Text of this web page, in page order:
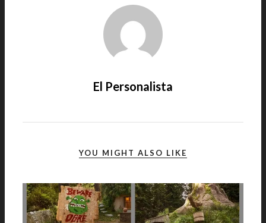
El Personalista
YOU MIGHT ALSO LIKE